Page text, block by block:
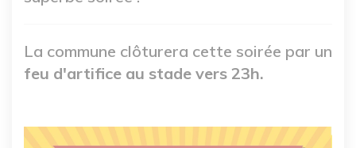
La commune clôturera cette soirée par un
feu d'artifice au stade vers 23h.